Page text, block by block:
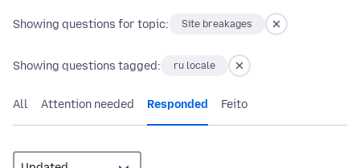
Showing questions for topic: Site breakages
Showing questions tagged: ru locale
All Attention needed Responded Feito